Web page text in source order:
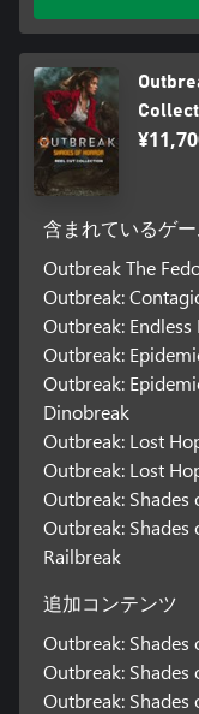
含まれているゲー
Outbreak The
Outbreak:
Outbreak:
Outbreak:
Outbreak:
Dinobreak
Outbreak: Lost
Outbreak: Lost
Outbreak:
Outbreak:
Railbreak
追加コンテンツ
Outbreak:
Outbreak:
Outbreak: